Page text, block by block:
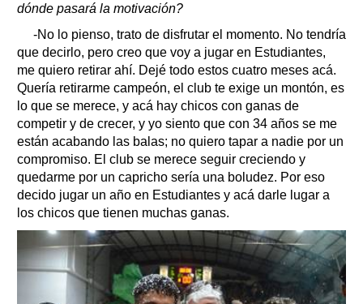
dónde pasará la motivación?
-No lo pienso, trato de disfrutar el momento. No tendría
que decirlo, pero creo que voy a jugar en Estudiantes,
me quiero retirar ahí. Dejé todo estos cuatro meses acá.
Quería retirarme campeón, el club te exige un montón, es
lo que se merece, y acá hay chicos con ganas de
competir y de crecer, y yo siento que con 34 años se me
están acabando las balas; no quiero tapar a nadie por un
compromiso. El club se merece seguir creciendo y
quedarme por un capricho sería una boludez. Por eso
decido jugar un año en Estudiantes y acá darle lugar a
los chicos que tienen muchas ganas.